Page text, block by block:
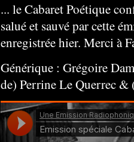
... le Cabaret Poétique
salué et sauvé par cette
enregistrée hier. Merci à
Générique : Grégoire
de) Perrine Le Querrec